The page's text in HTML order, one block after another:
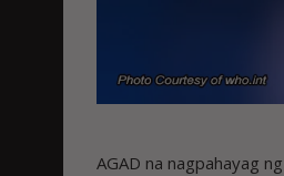
AGAD na nagpahayag